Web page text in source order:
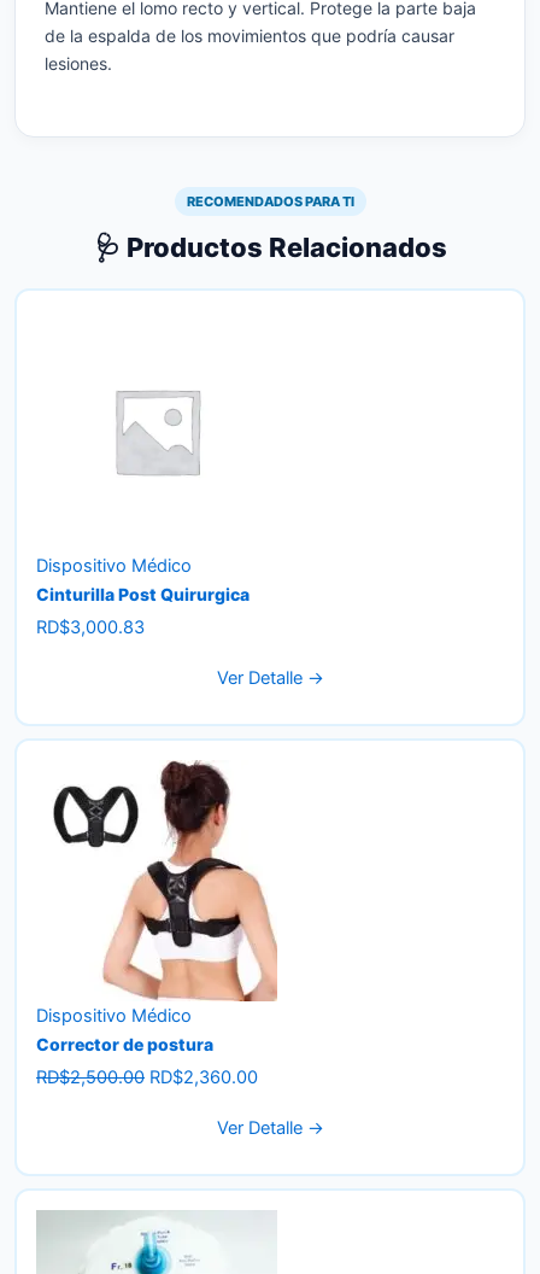
Mantiene el lomo recto y vertical. Protege la parte baja
de la espalda de los movimientos que podría causar
lesiones.
RECOMENDADOS PARA TI
🩺 Productos Relacionados
Dispositivo Médico
Cinturilla Post Quirurgica
RD$3,000.83
Ver Detalle →
Dispositivo Médico
Corrector de postura
RD$2,500.00 Original
RD$2,360.00Current
is:
Ver Detalle →